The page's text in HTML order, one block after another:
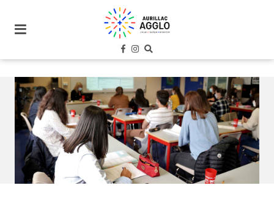
site
menu
aller au
contenu